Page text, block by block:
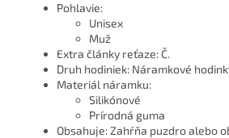
Pohlavie:
Unisex
Muž
Extra články reťaze: Č.
Druh hodiniek: Náramkové
Materiál náramku:
Silikónové
Prírodná guma
Obsahuje: Zahŕňa puzdro alebo